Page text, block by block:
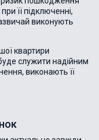
її підключенні,
виконують
квартири
служити надійним
виконають її